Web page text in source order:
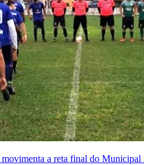
a reta final do Municipal